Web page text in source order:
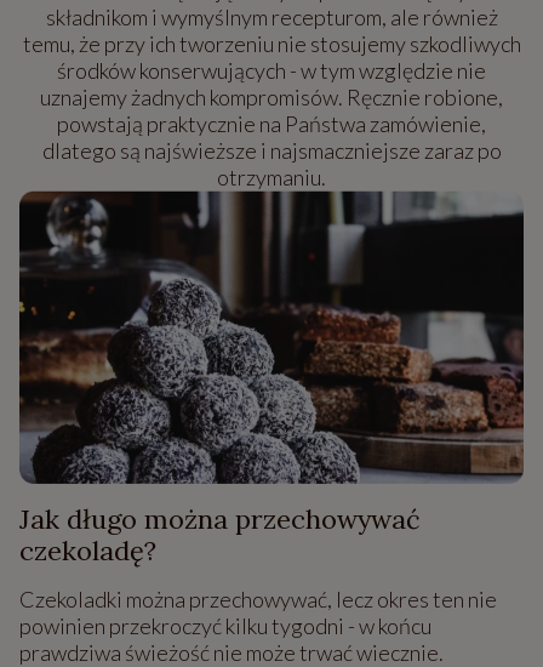
składnikom i wymyślnym recepturom, ale również
temu, że przy ich tworzeniu nie stosujemy szkodliwych
środków konserwujących - w tym względzie nie
uznajemy żadnych kompromisów. Ręcznie robione,
powstają praktycznie na Państwa zamówienie,
dlatego są najświeższe i najsmaczniejsze zaraz po
otrzymaniu.
Jak długo można przechowywać
czekoladę?
Czekoladki można przechowywać, lecz okres ten nie
powinien przekroczyć kilku tygodni - w końcu
prawdziwa świeżość nie może trwać wiecznie.